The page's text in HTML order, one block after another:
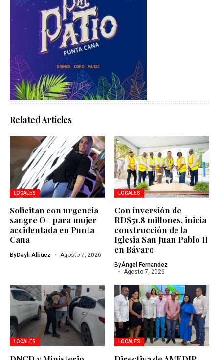
Related Articles
LOCALES
Solicitan con urgencia
sangre O+ para mujer
accidentada en Punta
Cana
ByDayli Albuez Agosto 7, 2026
LOCALES
Con inversión de
RD$51.8 millones, inicia
construcción de la
Iglesia San Juan Pablo II
en Bávaro
ByÁngel Fernandez
Agosto 7, 2026
LOCALES LOCALES